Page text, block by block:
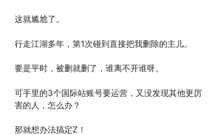
这就尴尬了。
行走江湖多年，第1次碰到直接把我删除的主儿。
要是平时，被删就删了，谁离不开谁呀。
可手里的3个国际站账号要运营，又没发现其他更厉
害的人，怎么办？
那就想办法搞定Z！